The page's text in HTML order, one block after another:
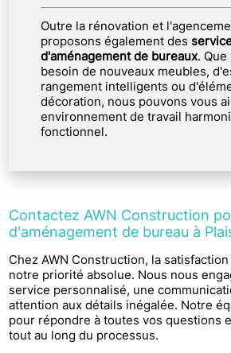
Outre la rénovation et
proposons également des
d'aménagement de bureaux.
besoin de nouveaux meubles,
rangement intelligents ou
décoration, nous pouvons vous
environnement de travail
fonctionnel.
Contactez AWN Construction
d'aménagement de bureau à
Chez AWN Construction, la
notre priorité absolue. Nous nous
service personnalisé, une
attention aux détails inégalée. Notre
pour répondre à toutes vos questions
tout au long du processus.